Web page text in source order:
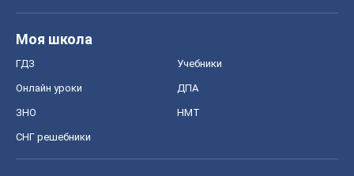
Моя школа
ГДЗ Учебники
Онлайн уроки ДПА
ЗНО НМТ
СНГ решебники